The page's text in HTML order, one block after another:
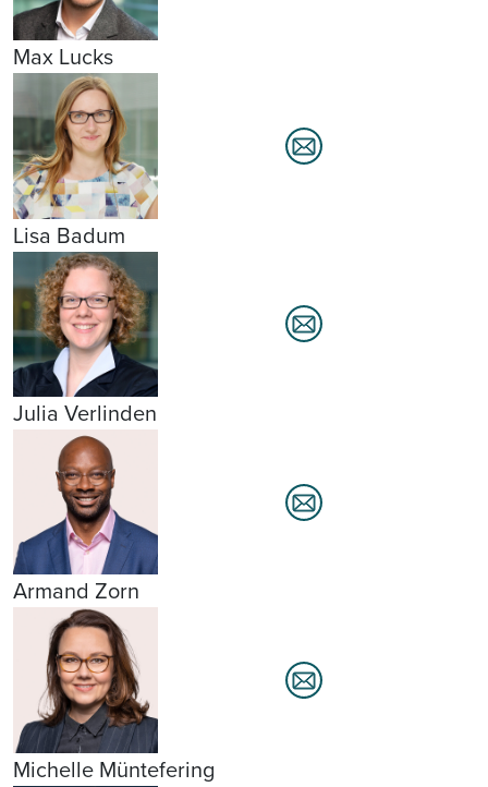
Max Lucks
Lisa Badum
Julia Verlinden
Armand Zorn
Michelle Müntefering